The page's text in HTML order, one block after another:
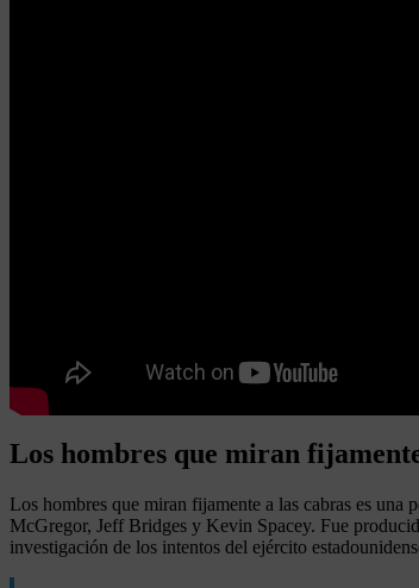
Los hombres que miran
Los hombres que miran fijamente a las cabras es
McGregor, Jeff Bridges y Kevin Spacey. Fue
investigación de los intentos del ejército